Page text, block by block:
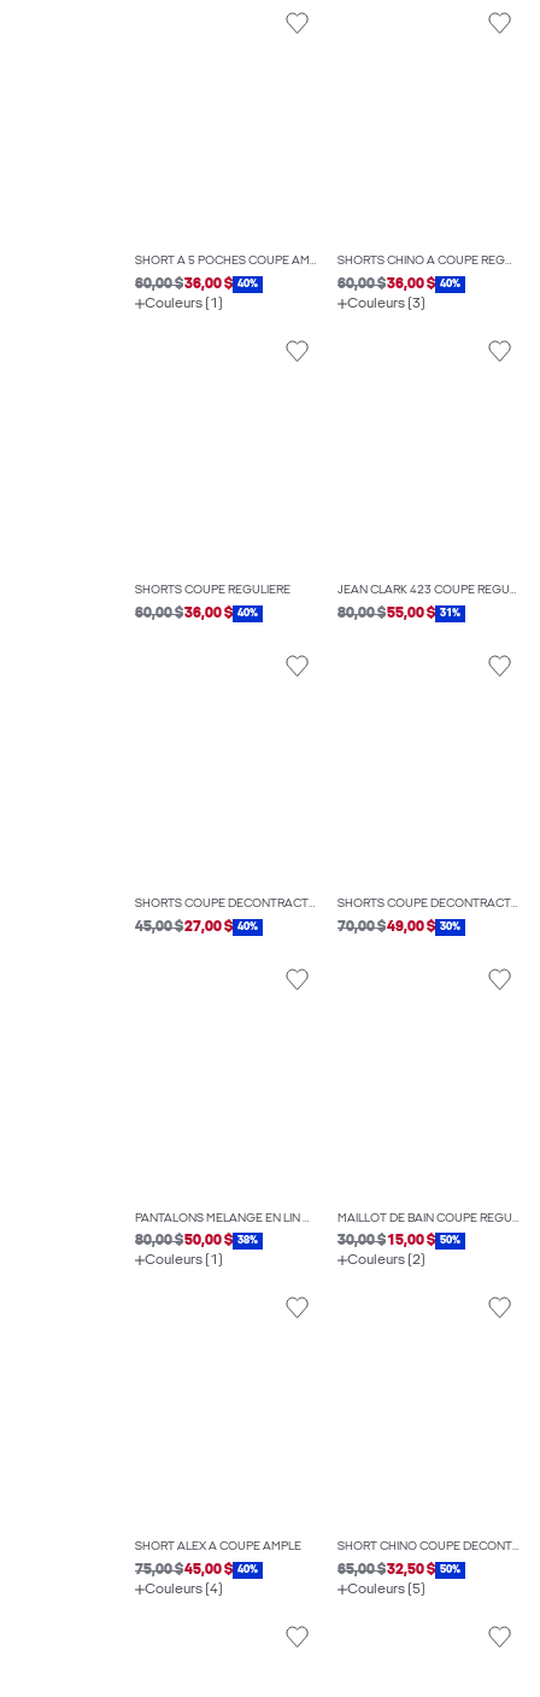
SHORT À 5 POCHES COUPE AMPLE
60,00 $36,00 $ 40%
Couleurs (1)
SHORTS CHINO À COUPE RÉGULIÈRE
60,00 $36,00 $ 40%
Couleurs (3)
SHORTS COUPE RÉGULIÈRE
60,00 $36,00 $ 40%
JEAN CLARK 423 COUPE RÉGULIÈRE
80,00 $55,00 $ 31%
SHORTS COUPE DÉCONTRACTÉE
45,00 $27,00 $ 40%
SHORTS COUPE DÉCONTRACTÉE
70,00 $49,00 $ 30%
PANTALONS MÉLANGE EN LIN COUPE AMPLE
80,00 $50,00 $ 38%
Couleurs (1)
MAILLOT DE BAIN COUPE RÉGULIÈRE
30,00 $15,00 $ 50%
Couleurs (2)
SHORT ALEX À COUPE AMPLE
75,00 $45,00 $ 40%
Couleurs (4)
SHORT CHINO COUPE DÉCONTRACTÉE
65,00 $32,50 $ 50%
Couleurs (5)